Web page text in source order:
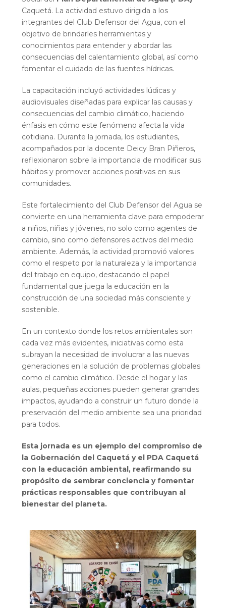
Caquetá. La actividad estuvo dirigida a los
integrantes del Club Defensor del Agua, con el
objetivo de brindarles herramientas y
conocimientos para entender y abordar las
consecuencias del calentamiento global, así como
fomentar el cuidado de las fuentes hídricas.
La capacitación incluyó actividades lúdicas y
audiovisuales diseñadas para explicar las causas y
consecuencias del cambio climático, haciendo
énfasis en cómo este fenómeno afecta la vida
cotidiana. Durante la jornada, los estudiantes,
acompañados por la docente Deicy Bran Piñeros,
reflexionaron sobre la importancia de modificar sus
hábitos y promover acciones positivas en sus
comunidades.
Este fortalecimiento del Club Defensor del Agua se
convierte en una herramienta clave para empoderar
a niños, niñas y jóvenes, no solo como agentes de
cambio, sino como defensores activos del medio
ambiente. Además, la actividad promovió valores
como el respeto por la naturaleza y la importancia
del trabajo en equipo, destacando el papel
fundamental que juega la educación en la
construcción de una sociedad más consciente y
sostenible.
En un contexto donde los retos ambientales son
cada vez más evidentes, iniciativas como esta
subrayan la necesidad de involucrar a las nuevas
generaciones en la solución de problemas globales
como el cambio climático. Desde el hogar y las
aulas, pequeñas acciones pueden generar grandes
impactos, ayudando a construir un futuro donde la
preservación del medio ambiente sea una prioridad
para todos.
Esta jornada es un ejemplo del compromiso de
la Gobernación del Caquetá y el PDA Caquetá
con la educación ambiental, reafirmando su
propósito de sembrar conciencia y fomentar
prácticas responsables que contribuyan al
bienestar del planeta.